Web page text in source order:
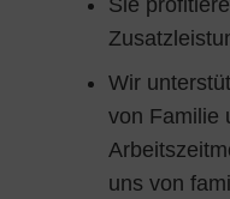
Wir
von Familie
uns von